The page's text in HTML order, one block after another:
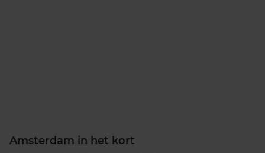
Amsterdam in het kort